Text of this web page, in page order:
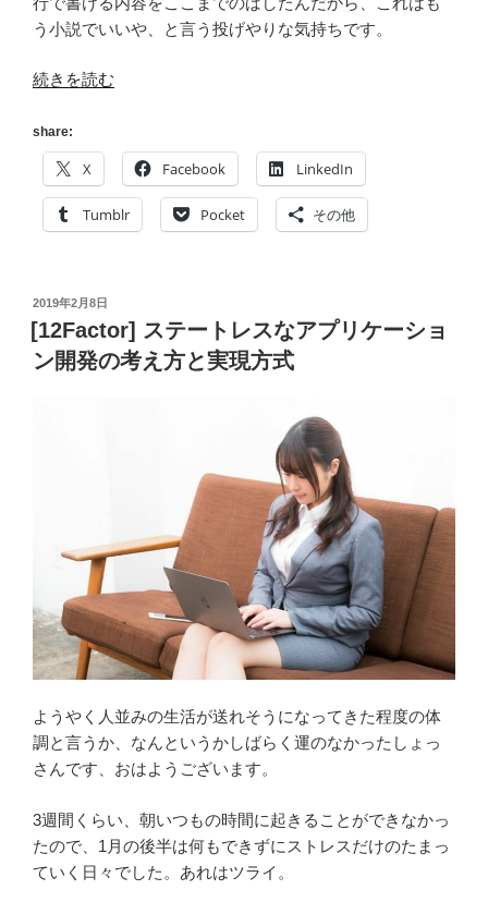
う小説でいいや、と言う投げやりな気持ちです。
“[小
風]
フ
ロ
ト
ド
フ
レ
Vue.js
た
理
由
け)
[Javascript]”
続きを読む
share:
X Facebook LinkedIn
Tumblr Pocket その他
投
稿
日:
2019年2月8日
[12Factor] ステートレスなアプリケーショ
ン開発の考え方と実現方式
ようやく人並みの生活が送れそうになってきた程度の体
調と言うか、なんというかしばらく運のなかったしょっ
さんです、おはようございます。
3週間くらい、朝いつもの時間に起きることができなかっ
たので、1月の後半は何もできずにストレスだけのたまっ
ていく日々でした。あれはツライ。